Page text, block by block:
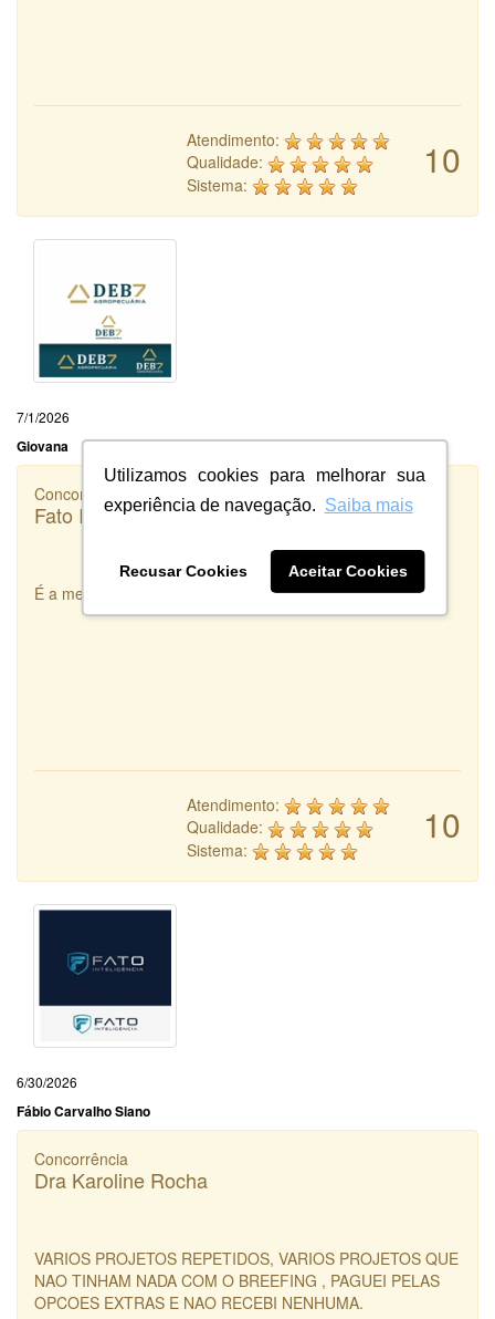
Utilizamos cookies para melhorar sua
experiência de navegação. Saiba mais
Recusar Cookies Aceitar Cookies
10
Atendimento:
Qualidade:
Sistema:
7/1/2026
Giovana
Concorrência
Fato Inteligência
É a melhor integradora de Designers que existe!
10
Atendimento:
Qualidade:
Sistema:
6/30/2026
Fábio Carvalho Siano
Concorrência
Dra Karoline Rocha
VARIOS PROJETOS REPETIDOS, VARIOS PROJETOS QUE
NAO TINHAM NADA COM O BREEFING , PAGUEI PELAS
OPCOES EXTRAS E NAO RECEBI NENHUMA.